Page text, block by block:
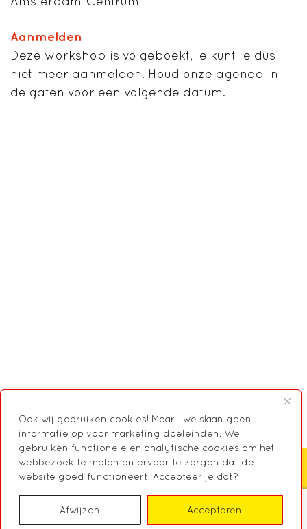
Ook wij gebruiken cookies! Maar... we slaan geen
informatie op voor marketing doeleinden. We
gebruiken functionele en analytische cookies om het
webbezoek te meten en ervoor te zorgen dat de
website goed functioneert. Accepteer je dat?
Afwijzen Accepteren
Aanmelden
Deze workshop is volgeboekt, je kunt je dus
niet meer aanmelden. Houd onze agenda in
de gaten voor een volgende datum.
Zoeken